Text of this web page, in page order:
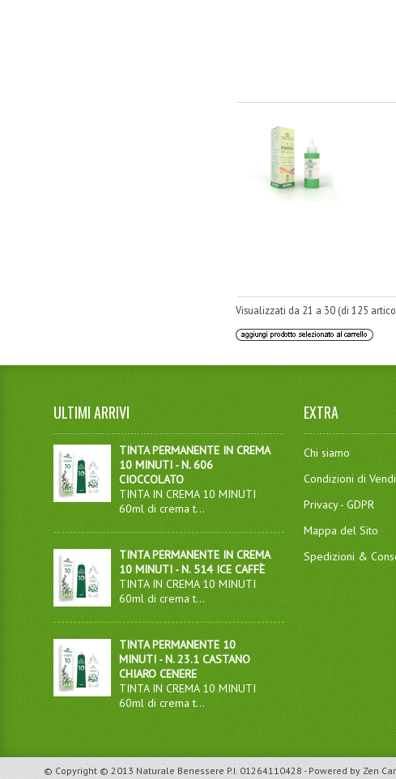
Visualizzati da 21 a 30 (di125
ULTIMI ARRIVI
TINTA PERMANENTE IN CREMA
10 MINUTI - N. 606
CIOCCOLATO
TINTA IN CREMA 10 MINUTI
60ml di crema t...
TINTA PERMANENTE IN CREMA
10 MINUTI - N. 514 ICE CAFFÈ
TINTA IN CREMA 10 MINUTI
60ml di crema t...
TINTA PERMANENTE 10
MINUTI - N. 23.1 CASTANO
CHIARO CENERE
TINTA IN CREMA 10 MINUTI
60ml di crema t...
EXTRA
Chi siamo
Condizioni di
Privacy - GDPR
Mappa del Sito
Spedizioni &
© Copyright © 2013 Naturale Benessere P.I. 01264110428 - Powered by Zen